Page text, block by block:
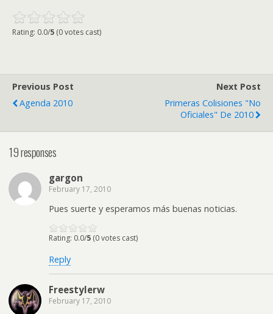
Rating: 0.0/5 (0 votes cast)
Previous Post
Agenda 2010
Next Post
Primeras Colisiones "no
Oficiales" De 2010
19 responses
gargon
February 17, 2010
Pues suerte y esperamos más buenas noticias.
Rating: 0.0/5 (0 votes cast)
Reply
Freestylerw
February 17, 2010